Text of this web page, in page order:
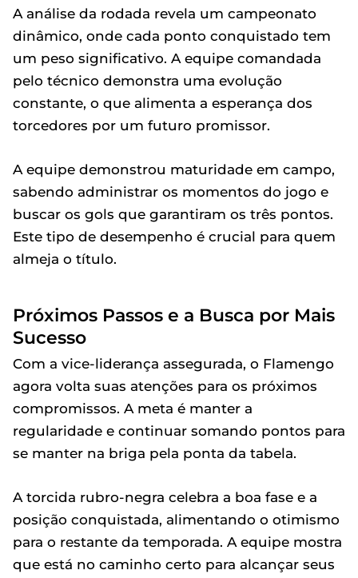
A análise da rodada revela um campeonato
dinâmico, onde cada ponto conquistado tem
um peso significativo. A equipe comandada
pelo técnico demonstra uma evolução
constante, o que alimenta a esperança dos
torcedores por um futuro promissor.
A equipe demonstrou maturidade em campo,
sabendo administrar os momentos do jogo e
buscar os gols que garantiram os três pontos.
Este tipo de desempenho é crucial para quem
almeja o título.
Próximos Passos e a Busca por Mais
Sucesso
Com a vice-liderança assegurada, o Flamengo
agora volta suas atenções para os próximos
compromissos. A meta é manter a
regularidade e continuar somando pontos para
se manter na briga pela ponta da tabela.
A torcida rubro-negra celebra a boa fase e a
posição conquistada, alimentando o otimismo
para o restante da temporada. A equipe mostra
que está no caminho certo para alcançar seus